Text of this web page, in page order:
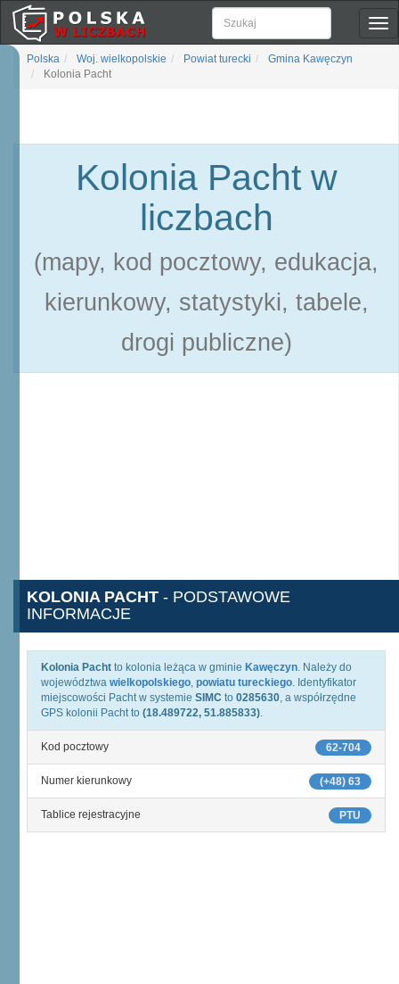
Polska Woj. wielkopolskie Powiat turecki
Gmina Kawęczyn
Kolonia Pacht
Kolonia Pacht w
liczbach
(mapy, kod pocztowy, edukacja,
kierunkowy, statystyki, tabele,
drogi publiczne)
KOLONIA PACHT - PODSTAWOWE
INFORMACJE
Kolonia Pacht to kolonia leżąca w gminie Kawęczyn. Należy do
województwa wielkopolskiego, powiatu tureckiego. Identyfikator
miejscowości Pacht w systemie SIMC to 0285630, a współrzędne
GPS kolonii Pacht to (18.489722, 51.885833).
62-704
Kod pocztowy
(+48) 63
Numer kierunkowy
PTU
Tablice rejestracyjne